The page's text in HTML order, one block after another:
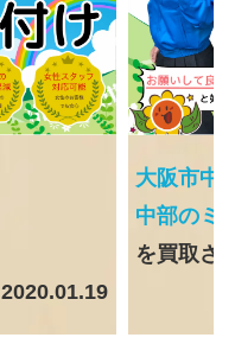
2020.01.19
大阪市中
中部のミ
を買取さ